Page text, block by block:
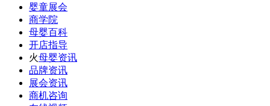
婴童展会
商学院
母婴百科
开店指导
火母婴资讯
品牌资讯
展会资讯
商机咨询